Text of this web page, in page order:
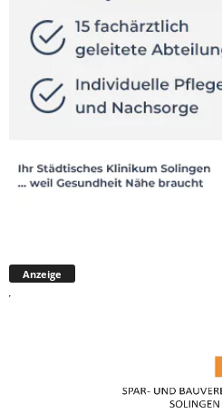
Anzeige